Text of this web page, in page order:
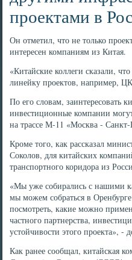
проектами в
Он отметил, что не только
интересен компаниям из Китая.
«Китайские коллеги сказали,
линейку проектов, например,
По его словам, заинтересовать
инвестиционные компании
на трассе М-11 «Москва - Санкт-
Кроме того, как рассказал
Соколов, для китайских
транспортного коридора из
«Мы уже собирались с нашими
мы можем собраться в
посмотреть, какие можно
частного партнерства,
устойчивости этого проекта», -
Как ранее сообщал, китайская